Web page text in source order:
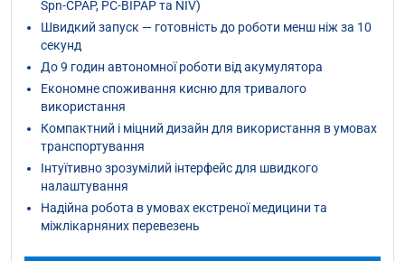
Spn-CPAP, PC-BIPAP та NIV)
Швидкий запуск — готовність до роботи менш ніж за 10
секунд
До 9 годин автономної роботи від акумулятора
Економне споживання кисню для тривалого
використання
Компактний і міцний дизайн для використання в умовах
транспортування
Інтуїтивно зрозумілий інтерфейс для швидкого
налаштування
Надійна робота в умовах екстреної медицини та
міжлікарняних перевезень